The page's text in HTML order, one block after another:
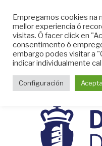
content
CLUB DO
MUGARDOS
Web do Club do Mar de
Empregamos cookies na
mellor experiencia ó
visitas. Ó facer click en
consentimento ó
embargo podes visitar a
indicar individualmente
Configuración